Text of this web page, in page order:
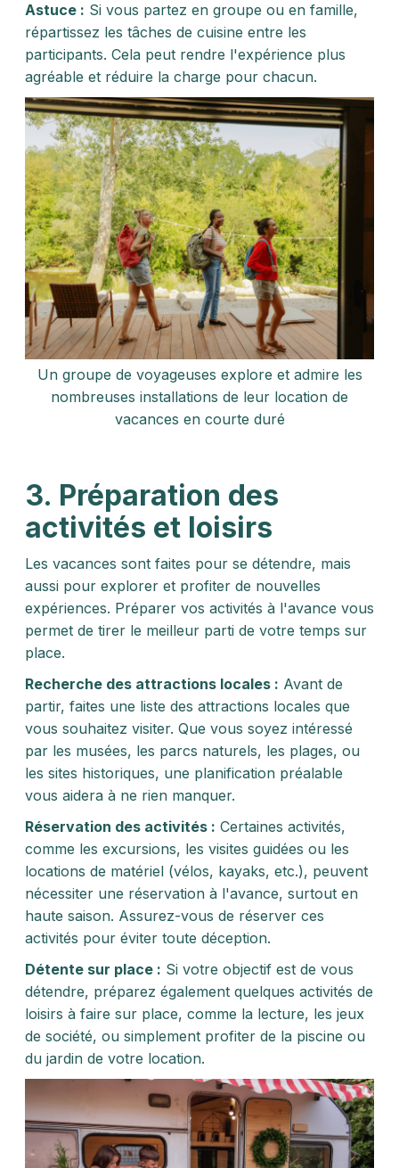
Astuce : Si vous partez en groupe ou en famille,
répartissez les tâches de cuisine entre les
participants. Cela peut rendre l'expérience plus
agréable et réduire la charge pour chacun.
Un groupe de voyageuses explore et admire les
nombreuses installations de leur location de
vacances en courte duré
3. Préparation des
activités et loisirs
Les vacances sont faites pour se détendre, mais
aussi pour explorer et profiter de nouvelles
expériences. Préparer vos activités à l'avance vous
permet de tirer le meilleur parti de votre temps sur
place.
Recherche des attractions locales : Avant de
partir, faites une liste des attractions locales que
vous souhaitez visiter. Que vous soyez intéressé
par les musées, les parcs naturels, les plages, ou
les sites historiques, une planification préalable
vous aidera à ne rien manquer.
Réservation des activités : Certaines activités,
comme les excursions, les visites guidées ou les
locations de matériel (vélos, kayaks, etc.), peuvent
nécessiter une réservation à l'avance, surtout en
haute saison. Assurez-vous de réserver ces
activités pour éviter toute déception.
Détente sur place : Si votre objectif est de vous
détendre, préparez également quelques activités de
loisirs à faire sur place, comme la lecture, les jeux
de société, ou simplement profiter de la piscine ou
du jardin de votre location.